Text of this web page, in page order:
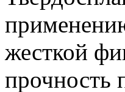
жесткой
прочность